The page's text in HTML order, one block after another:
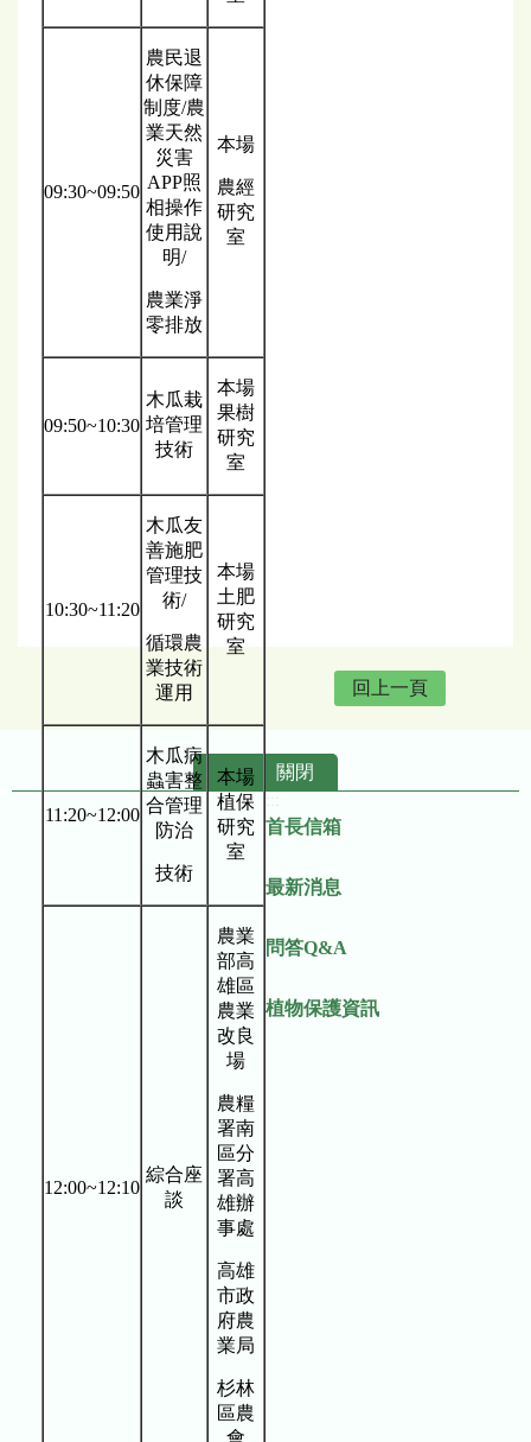
09:30~09:50
農民退
休保障
制度/農
業天然
災害
APP照
相操作
使用說
明/
農業淨
零排放
本場
農經
研究
室
09:50~10:30
木瓜栽
培管理
技術
本場
果樹
研究
室
10:30~11:20
木瓜友
善施肥
管理技
術/
循環農
業技術
運用
本場
土肥
研究
室
11:20~12:00
木瓜病
蟲害整
合管理
防治
技術
本場
植保
研究
室
12:00~12:10
綜合座
談
農業
部高
雄區
農業
改良
場
農糧
署南
區分
署高
雄辦
事處
高雄
市政
府農
業局
杉林
區農
會
回上一頁
關閉
首長信箱
最新消息
問答Q&A
植物保護資訊